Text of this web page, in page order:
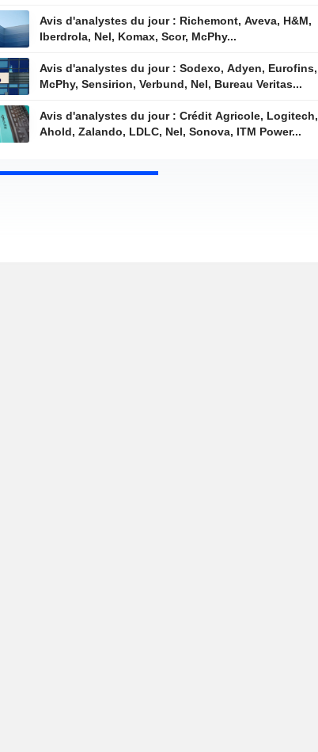
Avis d'analystes du jour : Richemont, Aveva, H&M,
Iberdrola, Nel, Komax, Scor, McPhy...
Avis d'analystes du jour : Sodexo, Adyen, Eurofins,
McPhy, Sensirion, Verbund, Nel, Bureau Veritas...
Avis d'analystes du jour : Crédit Agricole, Logitech,
Ahold, Zalando, LDLC, Nel, Sonova, ITM Power...